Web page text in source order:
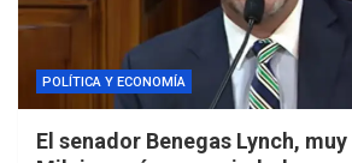
POLÍTICA Y ECONOMÍA
El senador Benegas Lynch,